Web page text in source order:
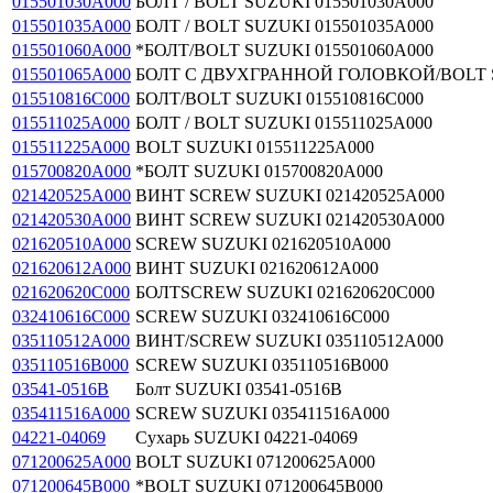
015501035A000 БОЛТ / BOLT SUZUKI 015501035A000
015501060A000 *БОЛТ/BOLT SUZUKI 015501060A000
015501065A000 БОЛТ С ДВУХГРАННОЙ ГОЛОВКОЙ/BOLT
015510816C000 БОЛТ/BOLT SUZUKI 015510816C000
015511025A000 БОЛТ / BOLT SUZUKI 015511025A000
015511225A000 BOLT SUZUKI 015511225A000
015700820A000 *БОЛТ SUZUKI 015700820A000
021420525A000 ВИНТ SCREW SUZUKI 021420525A000
021420530A000 ВИНТ SCREW SUZUKI 021420530A000
021620510A000 SCREW SUZUKI 021620510A000
021620612A000 ВИНТ SUZUKI 021620612A000
021620620C000 БОЛТSCREW SUZUKI 021620620C000
032410616C000 SCREW SUZUKI 032410616C000
035110512A000 ВИНТ/SCREW SUZUKI 035110512A000
035110516B000 SCREW SUZUKI 035110516B000
03541-0516B
Болт SUZUKI 03541-0516B
035411516A000 SCREW SUZUKI 035411516A000
04221-04069
Сухарь SUZUKI 04221-04069
071200625A000 BOLT SUZUKI 071200625A000
071200645B000 *BOLT SUZUKI 071200645B000